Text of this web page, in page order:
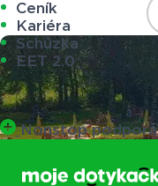
Ceník
Kariéra
Schůzka
EET 2.0
Nonstop podpora